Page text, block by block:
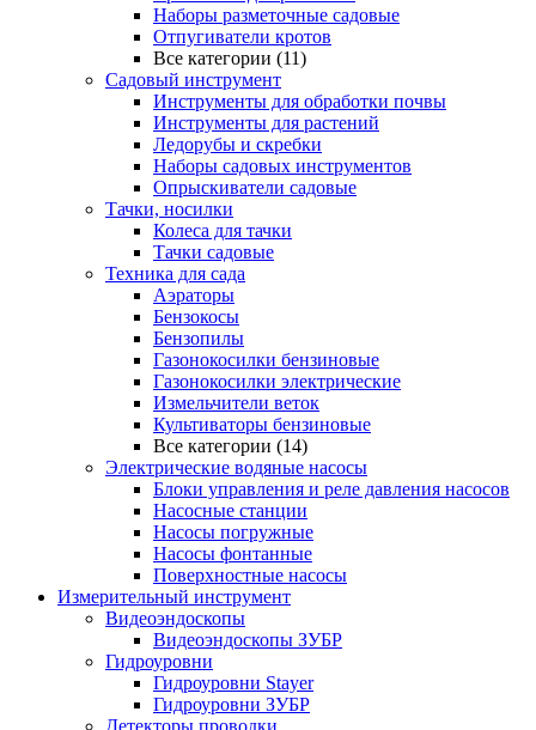
Наборы разметочные садовые
Отпугиватели кротов
Все категории (11)
Садовый инструмент
Инструменты для обработки почвы
Инструменты для растений
Ледорубы и скребки
Наборы садовых инструментов
Опрыскиватели садовые
Тачки, носилки
Колеса для тачки
Тачки садовые
Техника для сада
Аэраторы
Бензокосы
Бензопилы
Газонокосилки бензиновые
Газонокосилки электрические
Измельчители веток
Культиваторы бензиновые
Все категории (14)
Электрические водяные насосы
Блоки управления и реле давления насосов
Насосные станции
Насосы погружные
Насосы фонтанные
Поверхностные насосы
Измерительный инструмент
Видеоэндоскопы
Видеоэндоскопы ЗУБР
Гидроуровни
Гидроуровни Stayer
Гидроуровни ЗУБР
Детекторы проводки